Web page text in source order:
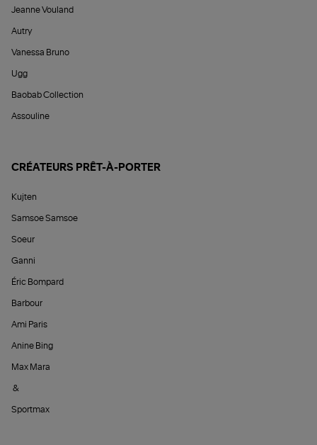
Jeanne Vouland
Autry
Vanessa Bruno
Ugg
Baobab Collection
Assouline
CRÉATEURS PRÊT-À-PORTER
Kujten
Samsoe Samsoe
Soeur
Ganni
Éric Bompard
Barbour
Ami Paris
Anine Bing
Max Mara
&
Sportmax